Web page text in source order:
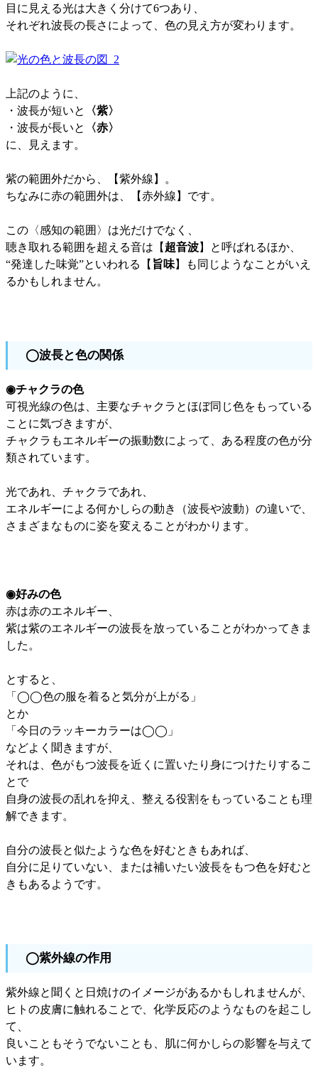
目に見える光は大きく分けて6つあり、
それぞれ波長の長さによって、色の見え方が変わります。
上記のように、
・波長が短いと
〈紫〉
・波長が長いと
〈赤〉
に、見えます。
紫の範囲外だから、【紫外線】。
ちなみに赤の範囲外は、【赤外線】です。
この〈感知の範囲〉は光だけでなく、
聴き取れる範囲を超える音は【 超音波】と呼ばれるほか、
“発達した味覚”といわれる【 旨味】も同じようなことがいえ
るかもしれません。
◯波長と色の関係
◉チャクラの色
可視光線の色は、主要なチャクラとほぼ同じ色をもっている
ことに気づきますが、
チャクラもエネルギーの振動数によって、ある程度の色が分
類されています。
光であれ、チャクラであれ、
エネルギーによる何かしらの動き（波長や波動）の違いで、
さまざまなものに姿を変えることがわかります。
◉好みの色
赤は赤のエネルギー、
紫は紫のエネルギーの波長を放っていることがわかってきま
した。
とすると、
「◯◯色の服を着ると気分が上がる」
とか
「今日のラッキーカラーは◯◯」
などよく聞きますが、
それは、色がもつ波長を近くに置いたり身につけたりするこ
とで
自身の波長の乱れを抑え、整える役割をもっていることも理
解できます。
自分の波長と似たような色を好むときもあれば、
自分に足りていない、または補いたい波長をもつ色を好むと
きもあるようです。
◯紫外線の作用
紫外線と聞くと日焼けのイメージがあるかもしれませんが、
ヒトの皮膚に触れることで、化学反応のようなものを起こし
て、
良いこともそうでないことも、肌に何かしらの影響を与えて
います。